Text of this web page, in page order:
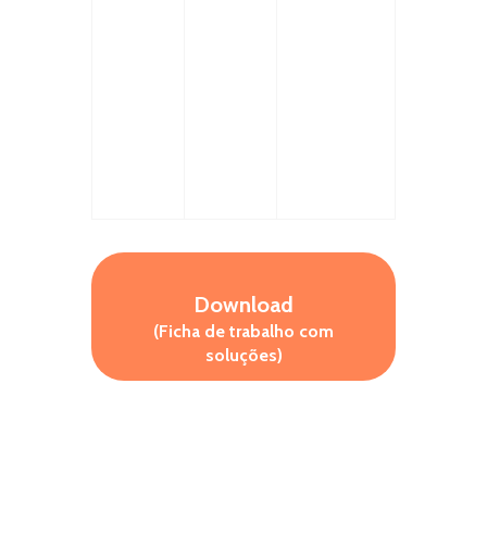
Download
(Ficha de trabalho com
soluções)